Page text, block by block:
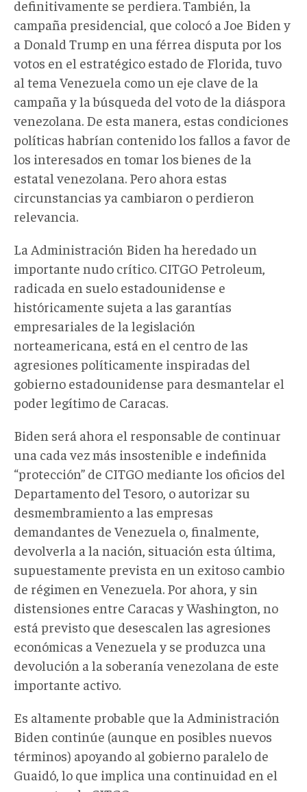
definitivamente se perdiera. También, la
campaña presidencial, que colocó a Joe Biden y
a Donald Trump en una férrea disputa por los
votos en el estratégico estado de Florida, tuvo
al tema Venezuela como un eje clave de la
campaña y la búsqueda del voto de la diáspora
venezolana. De esta manera, estas condiciones
políticas habrían contenido los fallos a favor de
los interesados en tomar los bienes de la
estatal venezolana. Pero ahora estas
circunstancias ya cambiaron o perdieron
relevancia.
La Administración Biden ha heredado un
importante nudo crítico. CITGO Petroleum,
radicada en suelo estadounidense e
históricamente sujeta a las garantías
empresariales de la legislación
norteamericana, está en el centro de las
agresiones políticamente inspiradas del
gobierno estadounidense para desmantelar el
poder legítimo de Caracas.
Biden será ahora el responsable de continuar
una cada vez más insostenible e indefinida
“protección” de CITGO mediante los oficios del
Departamento del Tesoro, o autorizar su
desmembramiento a las empresas
demandantes de Venezuela o, finalmente,
devolverla a la nación, situación esta última,
supuestamente prevista en un exitoso cambio
de régimen en Venezuela. Por ahora, y sin
distensiones entre Caracas y Washington, no
está previsto que desescalen las agresiones
económicas a Venezuela y se produzca una
devolución a la soberanía venezolana de este
importante activo.
Es altamente probable que la Administración
Biden continúe (aunque en posibles nuevos
términos) apoyando al gobierno paralelo de
Guaidó, lo que implica una continuidad en el